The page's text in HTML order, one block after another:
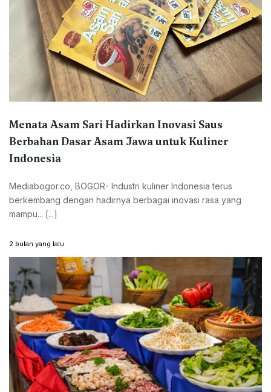
Menata Asam Sari Hadirkan Inovasi Saus
Berbahan Dasar Asam Jawa untuk Kuliner
Indonesia
Mediabogor.co, BOGOR- Industri kuliner Indonesia terus
berkembang dengan hadirnya berbagai inovasi rasa yang
mampu... [...]
2 bulan yang lalu